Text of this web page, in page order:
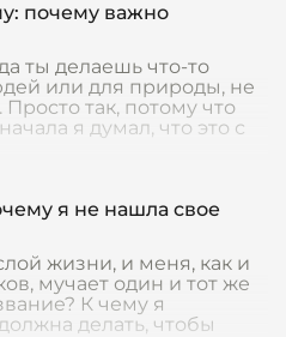
почему важно
ты делаешь что-то
или для природы, не
так, потому что
я думал, что это с
я не нашла свое
жизни, и меня, как и
мучает один и тот же
К чему я
делать, чтобы